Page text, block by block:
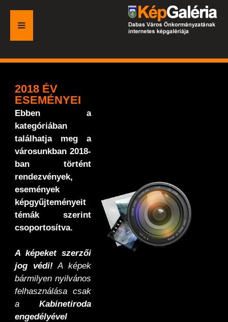
FŐOLDAL
GALÉRIA
ESEMÉNYEK
VÁROSI HONLAP
2018 ÉV
ESEMÉNYEI
Ebben a
kategóriában
találhatja meg a
városunkban 2018-
ban történt
rendezvények,
események
képgyűjteményeit
témák szerint
csoportosítva.
A képeket szerzői
jog védi!A képek
bármilyen nyilvános
felhasználása csak
a Kabinetiroda
engedélyével